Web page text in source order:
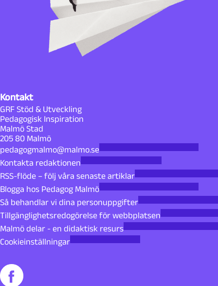
Kontakt
GRF Stöd & Utveckling
Pedagogisk Inspiration
Malmö Stad
205 80 Malmö
pedagogmalmo@malmo.se
Kontakta redaktionen
RSS-flöde – följ våra senaste artiklar
Blogga hos Pedagog Malmö
Så behandlar vi dina personuppgifter
Tillgänglighetsredogörelse för webbplatsen
Malmö delar - en didaktisk resurs
Cookieinställningar